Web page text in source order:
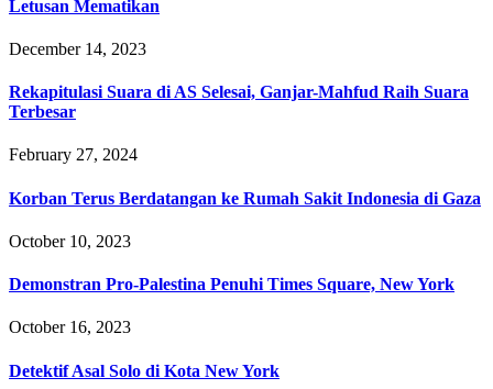
Letusan Mematikan
December 14, 2023
Rekapitulasi Suara di AS Selesai, Ganjar-Mahfud Raih Suara
Terbesar
February 27, 2024
Korban Terus Berdatangan ke Rumah Sakit Indonesia di Gaza
October 10, 2023
Demonstran Pro-Palestina Penuhi Times Square, New York
October 16, 2023
Detektif Asal Solo di Kota New York